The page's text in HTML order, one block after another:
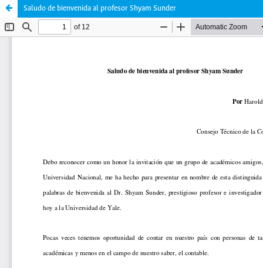
Saludo de bienvenida al profesor Shyam Sunder